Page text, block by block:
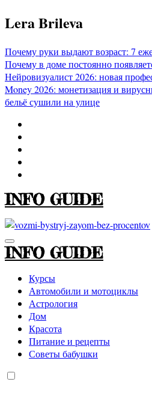
Перейти
к
Lera Brileva
Почему руки выдают возраст: 7
Почему в доме постоянно
Нейровизуалист 2026: новая
Money 2026: монетизация и
бельё сушили на улице
INFO GUIDE
INFO GUIDE
Курсы
Автомобили и мотоциклы
Астрология
Дом
Красота
Питание и рецепты
Советы бабушки